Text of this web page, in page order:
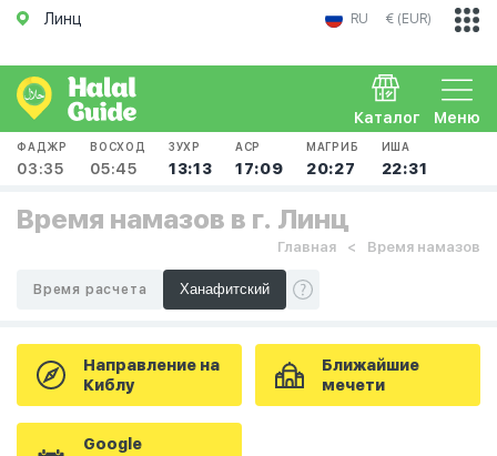
Линц RU € (EUR)
Меню
Каталог
ФАДЖР
03:35
ВОСХОД
05:45
ЗУХР
13:13
АСР
17:09
МАГРИБ
20:27
ИША
22:31
Время намазов в г. Линц
Главная Время намазов
Время расчета
Направление на
Киблу
Ближайшие
мечети
Google